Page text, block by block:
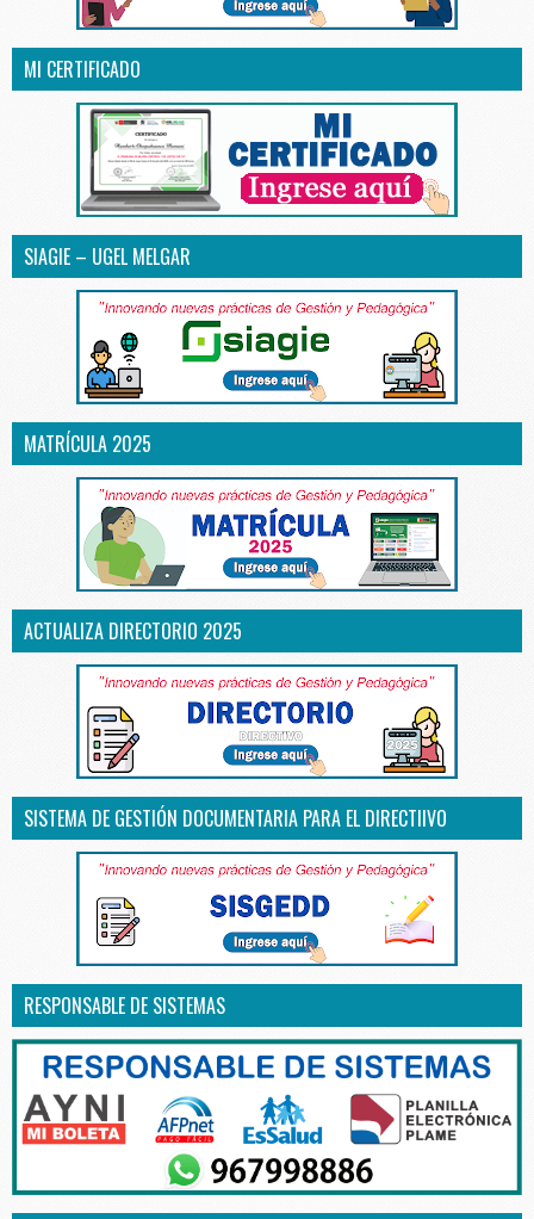
MI CERTIFICADO
SIAGIE – UGEL MELGAR
MATRÍCULA 2025
ACTUALIZA DIRECTORIO 2025
SISTEMA DE GESTIÓN DOCUMENTARIA PARA EL DIRECTIIVO
RESPONSABLE DE SISTEMAS